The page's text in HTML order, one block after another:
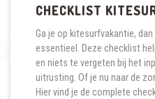
CHECKLIST
Ga je op kitesurfvakantie,
essentieel. Deze checklist
en niets te vergeten bij het
uitrusting. Of je nu naar de
Hier vind je de complete